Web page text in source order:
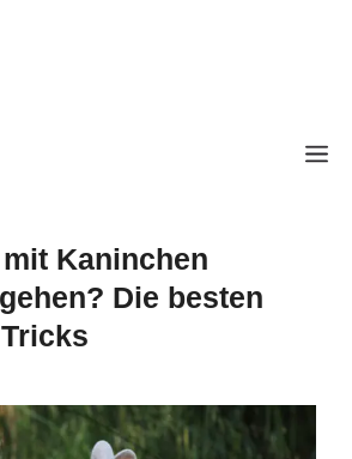
Kaninchen
Die besten